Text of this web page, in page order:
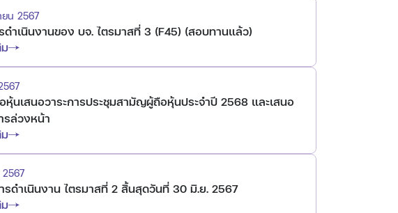
น 2567
ำเนินงานของ บจ. ไตรมาสที่ 3 (F45) (สอบทานแล้ว)
นเสนอวาระการประชุมสามัญผู้ถือหุ้นประจำปี 2568 และเสนอ
รล่วงหน้า
รดำเนินงาน ไตรมาสที่ 2 สิ้นสุดวันที่ 30 มิ.ย. 2567